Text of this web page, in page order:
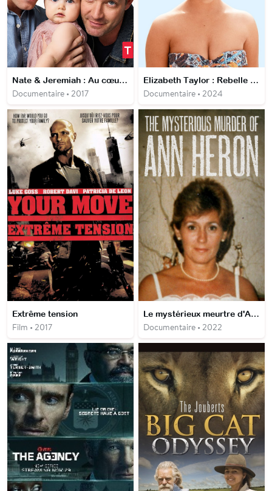
Nate & Jeremiah : Au cœur du design
Documentaire • 2017
Elizabeth Taylor : Rebelle & Superstar
Documentaire • 2024
Extrême tension
Film • 2017
Le mystérieux meurtre d'Ann Heron
Documentaire • 2022